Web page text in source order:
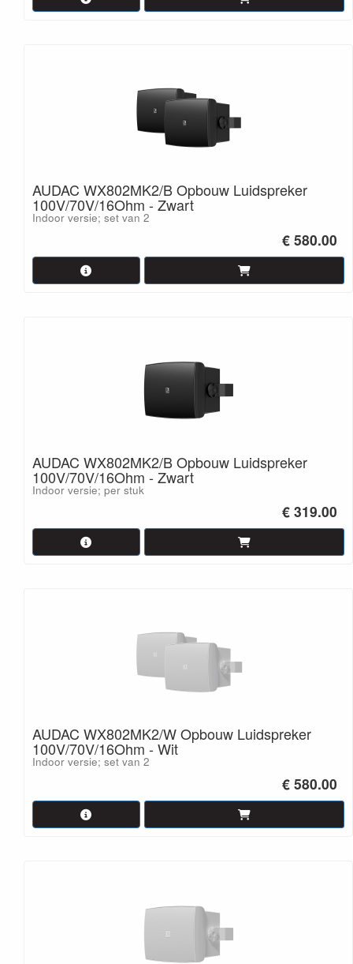
AUDAC WX802MK2/B Opbouw Luidspreker
100V/70V/16Ohm - Zwart
Indoor versie; set van 2
€ 580.00
AUDAC WX802MK2/B Opbouw Luidspreker
100V/70V/16Ohm - Zwart
Indoor versie; per stuk
€ 319.00
AUDAC WX802MK2/W Opbouw Luidspreker
100V/70V/16Ohm - Wit
Indoor versie; set van 2
€ 580.00